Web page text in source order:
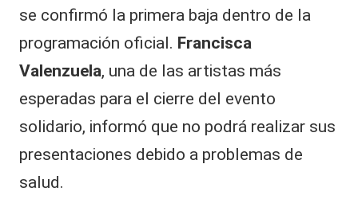
se confirmó la primera baja dentro de la
programación oficial. Francisca
Valenzuela, una de las artistas más
esperadas para el cierre del evento
solidario, informó que no podrá realizar sus
presentaciones debido a problemas de
salud.